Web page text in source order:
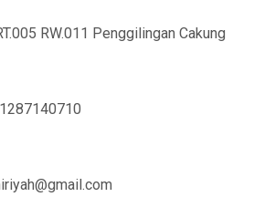
RW.011 Penggilingan Cakung